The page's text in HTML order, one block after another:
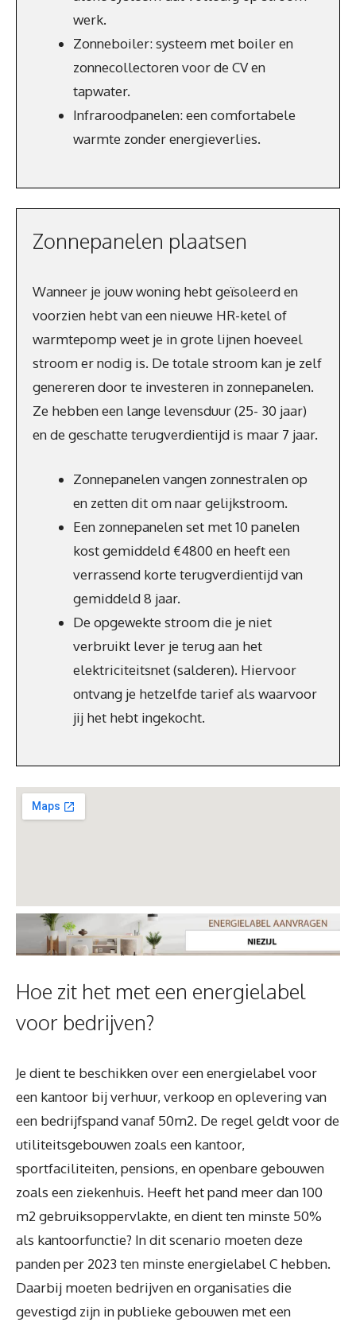
werk.
Zonneboiler: systeem met boiler en
zonnecollectoren voor de CV en
tapwater.
Infraroodpanelen: een comfortabele
warmte zonder energieverlies.
Zonnepanelen plaatsen
Wanneer je jouw woning hebt geïsoleerd en
voorzien hebt van een nieuwe HR-ketel of
warmtepomp weet je in grote lijnen hoeveel
stroom er nodig is. De totale stroom kan je zelf
genereren door te investeren in zonnepanelen.
Ze hebben een lange levensduur (25- 30 jaar)
en de geschatte terugverdientijd is maar 7 jaar.
Zonnepanelen vangen zonnestralen op
en zetten dit om naar gelijkstroom.
Een zonnepanelen set met 10 panelen
kost gemiddeld €4800 en heeft een
verrassend korte terugverdientijd van
gemiddeld 8 jaar.
De opgewekte stroom die je niet
verbruikt lever je terug aan het
elektriciteitsnet (salderen). Hiervoor
ontvang je hetzelfde tarief als waarvoor
jij het hebt ingekocht.
Hoe zit het met een energielabel
voor bedrijven?
Je dient te beschikken over een energielabel voor
een kantoor bij verhuur, verkoop en oplevering van
een bedrijfspand vanaf 50m2. De regel geldt voor de
utiliteitsgebouwen zoals een kantoor,
sportfaciliteiten, pensions, en openbare gebouwen
zoals een ziekenhuis. Heeft het pand meer dan 100
m2 gebruiksoppervlakte, en dient ten minste 50%
als kantoorfunctie? In dit scenario moeten deze
panden per 2023 ten minste energielabel C hebben.
Daarbij moeten bedrijven en organisaties die
gevestigd zijn in publieke gebouwen met een